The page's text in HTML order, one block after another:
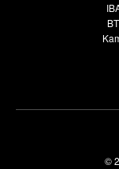
Veelgestelde vragen
©